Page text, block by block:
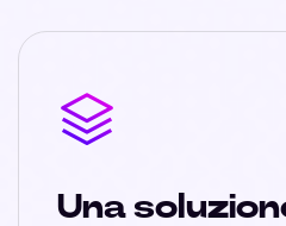
Una